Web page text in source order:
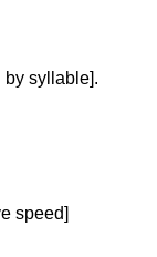
by syllable].
speed]